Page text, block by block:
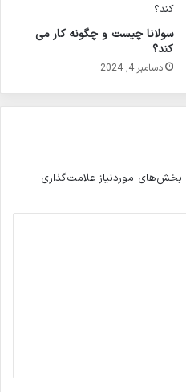
سولانا چیست و چگونه کار می
کند؟
دسامبر 4, 2024
بخش‌های موردنیاز علامت‌گذاری